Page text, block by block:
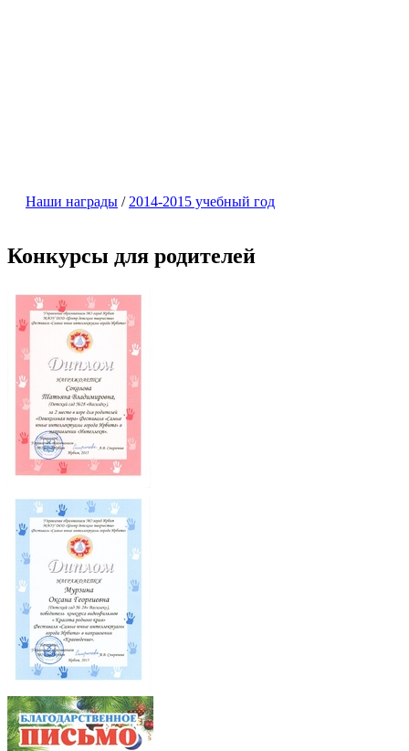
Наши награды / 2014-2015 учебный год
Конкурсы для родителей